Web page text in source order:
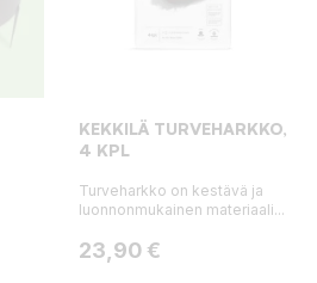
KEKKILÄ TURVEHARKKO,
4 KPL
Turveharkko on kestävä ja
luonnonmukainen materiaali...
Hinta
23,90 €